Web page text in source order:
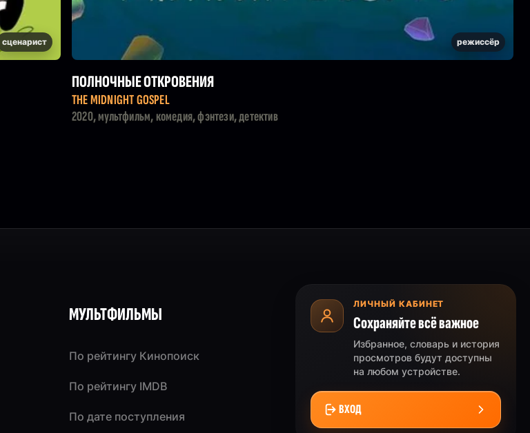
сценарист режиссёр
ПОЛНОЧНЫЕ ОТКРОВЕНИЯ
THE MIDNIGHT GOSPEL
2020, мультфильм, комедия, фэнтези, детектив
МУЛЬТФИЛЬМЫ
По рейтингу Кинопоиск
По рейтингу IMDB
По дате поступления
ЛИЧНЫЙ КАБИНЕТ
Сохраняйте всё важное
Избранное, словарь и история
просмотров будут доступны
на любом устройстве.
ВХОД